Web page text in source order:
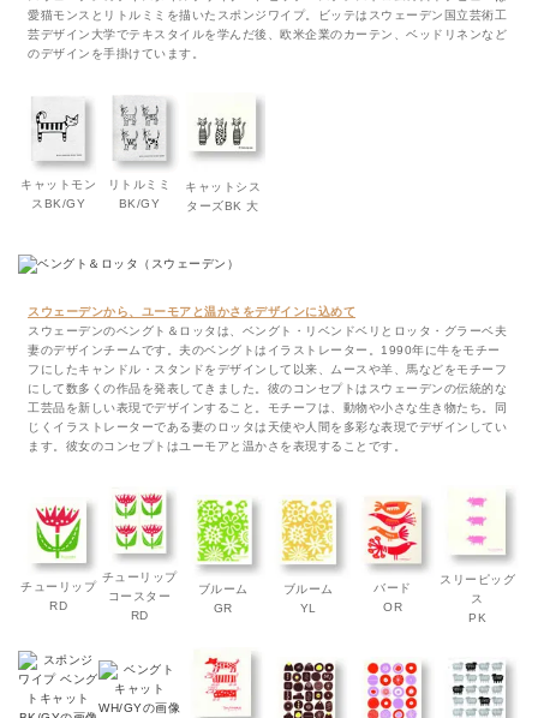
愛猫モンスとリトルミミを描いたスポンジワイプ。ビッテはスウェーデン国立芸術工
芸デザイン大学でテキスタイルを学んだ後、欧米企業のカーテン、ベッドリネンなど
のデザインを手掛けています。
キャットモン
スBK/GY
リトルミミ
BK/GY
キャットシス
ターズBK 大
スウェーデンから、ユーモアと温かさをデザインに込めて
スウェーデンのベングト＆ロッタは、ベングト・リベンドベリとロッタ・グラーベ夫
妻のデザインチームです。夫のベングトはイラストレーター。1990年に牛をモチー
フにしたキャンドル・スタンドをデザインして以来、ムースや羊、馬などをモチーフ
にして数多くの作品を発表してきました。彼のコンセプトはスウェーデンの伝統的な
工芸品を新しい表現でデザインすること。モチーフは、動物や小さな生き物たち。同
じくイラストレーターである妻のロッタは天使や人間を多彩な表現でデザインしてい
ます。彼女のコンセプトはユーモアと温かさを表現することです。
チューリップ
RD
チューリップ
コースター
RD
ブルーム
GR
ブルーム
YL
バード
OR
スリーピッグ
ス
PK